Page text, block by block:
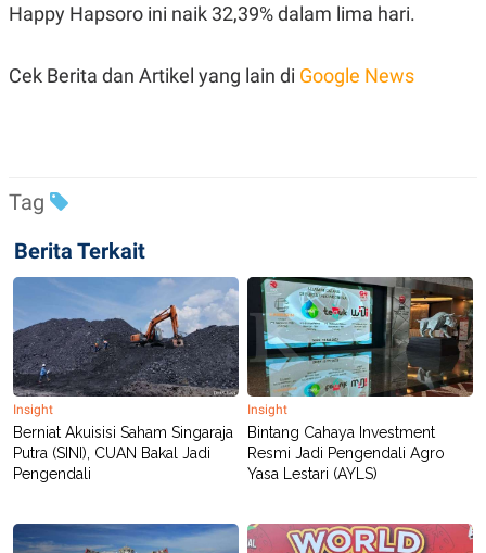
N
A
R
E
L
N
G
G
A
N
C
E
T
A
K
K
E
R
E
M
I
T
E
N
E
P
R
A
D
T
Happy Hapsoro ini naik 32,39% dalam lima hari.
Cek Berita dan Artikel yang lain di Google News
Tag
Berita Terkait
Insight
Berniat Akuisisi Saham Singaraja
Putra (SINI), CUAN Bakal Jadi
Pengendali
Insight
Bintang Cahaya Investment
Resmi Jadi Pengendali Agro
Yasa Lestari (AYLS)